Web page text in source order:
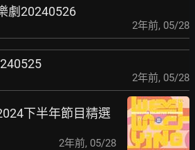
劇20240526
2年前, 05/28
2年前, 05/28
下半年節目精選
2年前, 05/28